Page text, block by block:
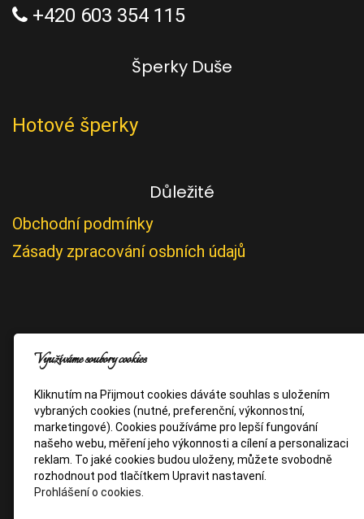
+420 603 354 115
Šperky Duše
Hotové šperky
Důležité
Obchodní podmínky
Zásady zpracování osbních údajů
Využíváme soubory cookies
Kliknutím na Přijmout cookies dáváte souhlas s uložením
vybraných cookies (nutné, preferenční, výkonnostní,
marketingové). Cookies používáme pro lepší fungování
našeho webu, měření jeho výkonnosti a cílení a personalizaci
reklam. To jaké cookies budou uloženy, můžete svobodně
rozhodnout pod tlačítkem Upravit nastavení.
Prohlášení o cookies.